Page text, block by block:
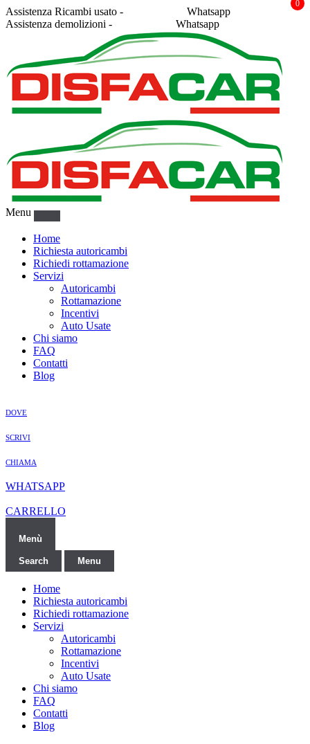
Assistenza Ricambi usato -
Whatsapp
Assistenza demolizioni -
Whatsapp
Menu
Home
Richiesta autoricambi
Richiedi rottamazione
Servizi
Autoricambi
Rottamazione
Incentivi
Auto Usate
Chi siamo
FAQ
Contatti
Blog
DOVE
SCRIVI
CHIAMA
WHATSAPP
0
CARRELLO
Menù
Search Menu
Home
Richiesta autoricambi
Richiedi rottamazione
Servizi
Autoricambi
Rottamazione
Incentivi
Auto Usate
Chi siamo
FAQ
Contatti
Blog